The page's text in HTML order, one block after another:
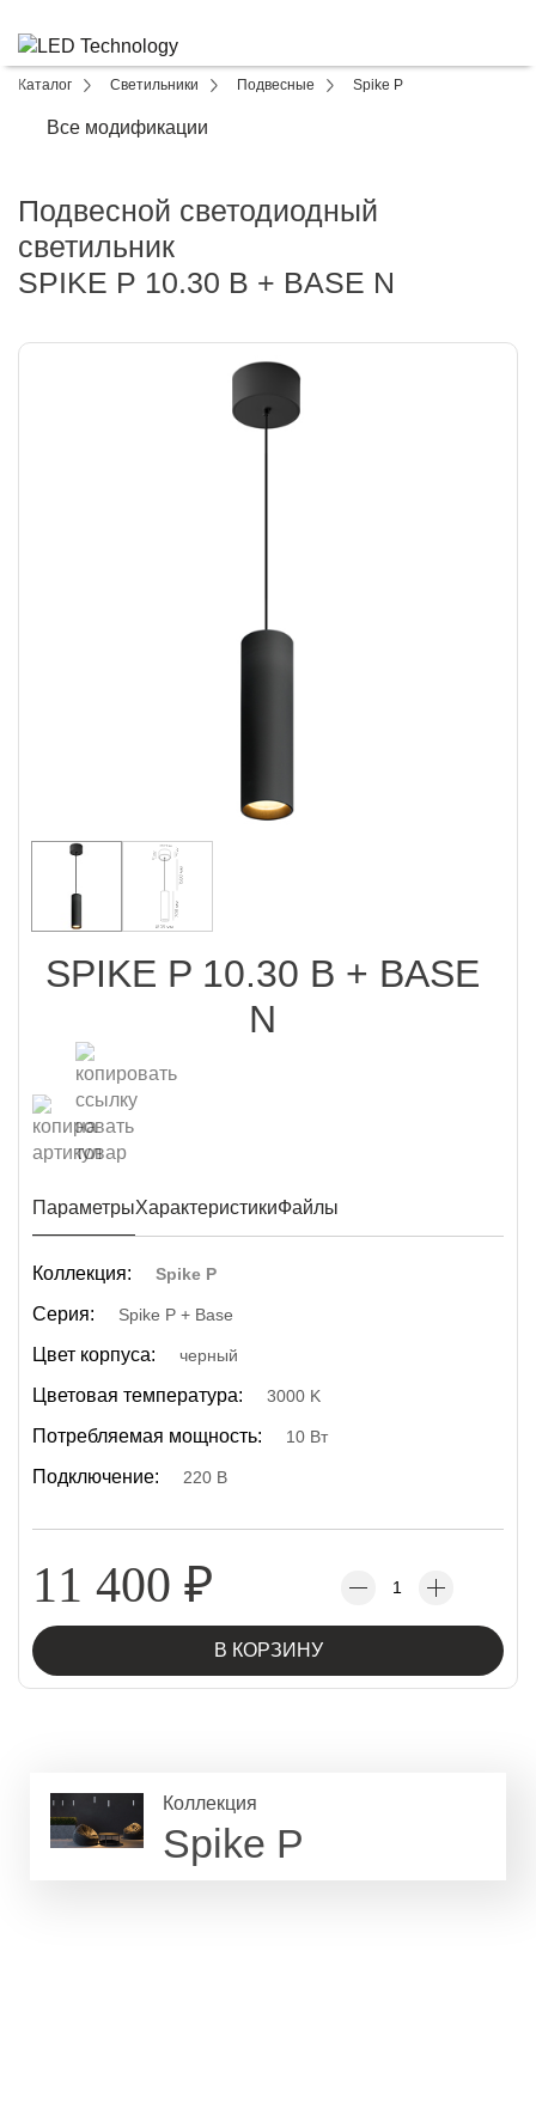
Каталог Светильники Подвесные Spike P
Все модификации
Подвесной светодиодный
светильник
SPIKE P 10.30 B + BASE N
SPIKE P 10.30 B + BASE
N
ПараметрыХарактеристикиФайлы
Коллекция: Spike P
Серия: Spike P + Base
Цвет корпуса: черный
Цветовая температура: 3000 K
Потребляемая мощность: 10 Вт
Подключение: 220 В
11 400 ₽
В КОРЗИНУ
Коллекция
Spike P